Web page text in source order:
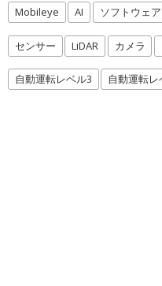
Mobileye AI ソフトウェア
センサー LiDAR カメラ
自動運転レベル3 自動運転レ